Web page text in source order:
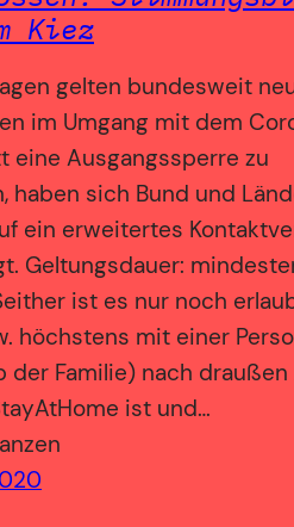
Kiez
gelten bundesweit
im Umgang mit dem
eine Ausgangssperre zu
haben sich Bund und
ein erweitertes
Geltungsdauer:
ist es nur noch
höchstens mit einer
der Familie) nach draußen
ist und…